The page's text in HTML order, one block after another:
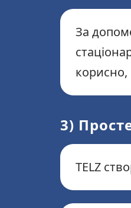
За
3)
TELZ